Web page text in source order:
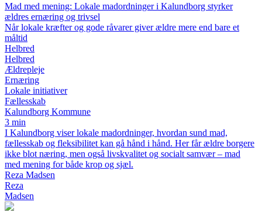
Mad med mening: Lokale madordninger i Kalundborg styrker
ældres ernæring og trivsel
Når lokale kræfter og gode råvarer giver ældre mere end bare et
måltid
Helbred
Helbred
Ældrepleje
Ernæring
Lokale initiativer
Fællesskab
Kalundborg Kommune
3 min
I Kalundborg viser lokale madordninger, hvordan sund mad,
fællesskab og fleksibilitet kan gå hånd i hånd. Her får ældre borgere
ikke blot næring, men også livskvalitet og socialt samvær – mad
med mening for både krop og sjæl.
Reza Madsen
Reza
Madsen